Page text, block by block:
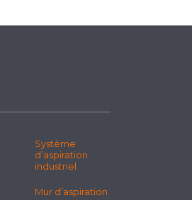
Système
d’aspiration
industriel
Mur d’aspiration